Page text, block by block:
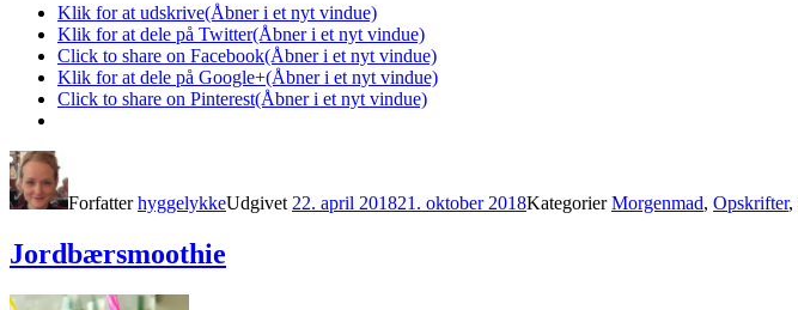
Klik for at udskrive(Åbner i et nyt vindue)
Klik for at dele på Twitter(Åbner i et nyt vindue)
Click to share on Facebook(Åbner i et nyt vindue)
Klik for at dele på Google+(Åbner i et nyt vindue)
Click to share on Pinterest(Åbner i et nyt vindue)
ForfatterhyggelykkeUdgivet 22. april 201821. oktober 2018KategorierMorgenmad, Opskrifter,
Jordbærsmoothie